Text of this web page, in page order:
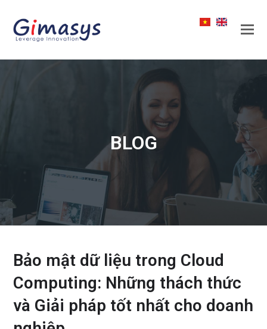
BLOG
Bảo mật dữ liệu trong Cloud
Computing: Những thách thức
và Giải pháp tốt nhất cho doanh